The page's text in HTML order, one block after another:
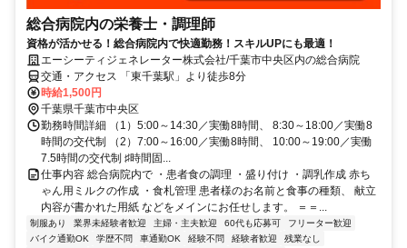
総合病院内の栄養士・調理師
資格が活かせる！総合病院内で快適勤務！スキルUPにも最適！
エーシーティジェネレーター株式会社/千葉市中央区内の総合病院
交通・アクセス 「東千葉駅」より徒歩8分
時給1,500円
千葉県千葉市中央区
勤務時間詳細 （1）5:00～14:30／実働8時間、 8:30～18:00／実働8
時間の交代制 （2）7:00～16:00／実働8時間、 10:00～19:00／実働
7.5時間の交代制 ♯時間固...
仕事内容 総合病院内で ・患者食の調理 ・盛り付け ・調乳作成 赤ち
ゃん用ミルクの作成 ・食札管理 患者様のお名前と食事の種類、 献立
内容が書かれた用紙 などをメインにお任せします。 ＝＝...
制服あり 業界未経験者歓迎 主婦・主夫歓迎 60代も応募可
フリーター歓迎
バイク通勤OK
学歴不問 車通勤OK 経験不問 経験者歓迎
残業なし